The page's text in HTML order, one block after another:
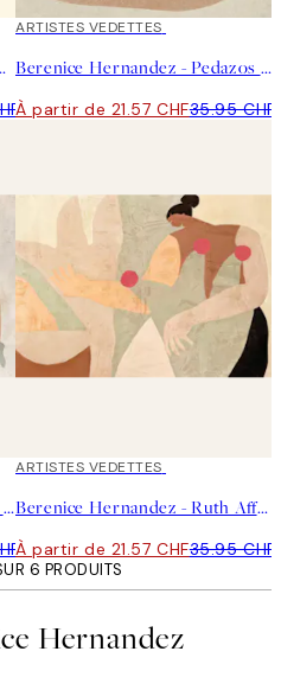
Beige Affiche
40%*
ARTISTES VEDETTES
Berenice Hernandez - Pedazos de Plantas IV Affiche
À partir de 21.57 CHF35.95 CHF
Berenice Hernandez - Mujeres Montana Affiche
40%*
ARTISTES VEDETTES
Berenice Hernandez - Ruth Affiche
À partir de 21.57 CHF35.95 CHF
6 PRODUITS
Hernandez